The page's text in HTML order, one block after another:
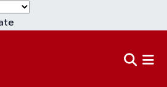
Eczaneler